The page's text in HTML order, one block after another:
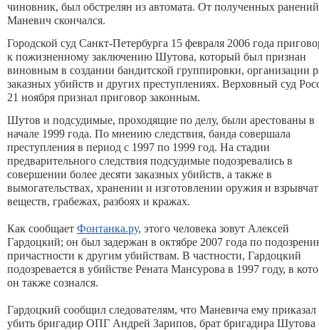
чиновник, был обстрелян из автомата. От полученных ранений
Маневич скончался.
Городской суд Санкт-Петербурга 15 февраля 2006 года
к пожизненному заключению Шутова, который был признан
виновным в создании бандитской группировки, организации
заказных убийств и других преступлениях. Верховный суд
21 ноября признал приговор законным.
Шутов и подсудимые, проходящие по делу, были арестованы в
начале 1999 года. По мнению следствия, банда совершала
преступления в период с 1997 по 1999 год. На стадии
предварительного следствия подсудимые подозревались в
совершении более десяти заказных убийств, а также в
вымогательствах, хранении и изготовлении оружия и
веществ, грабежах, разбоях и кражах.
Как сообщает Фонтанка.ру, этого человека зовут Алексей
Гардоцкий; он был задержан в октябре 2007 года по
причастности к другим убийствам. В частности, Гардоцкий
подозревается в убийстве Рената Мансурова в 1997 году, в
он также сознался.
Гардоцкий сообщил следователям, что Маневича ему приказал
убить бригадир ОПГ Андрей Зарипов, брат бригадира Шутова